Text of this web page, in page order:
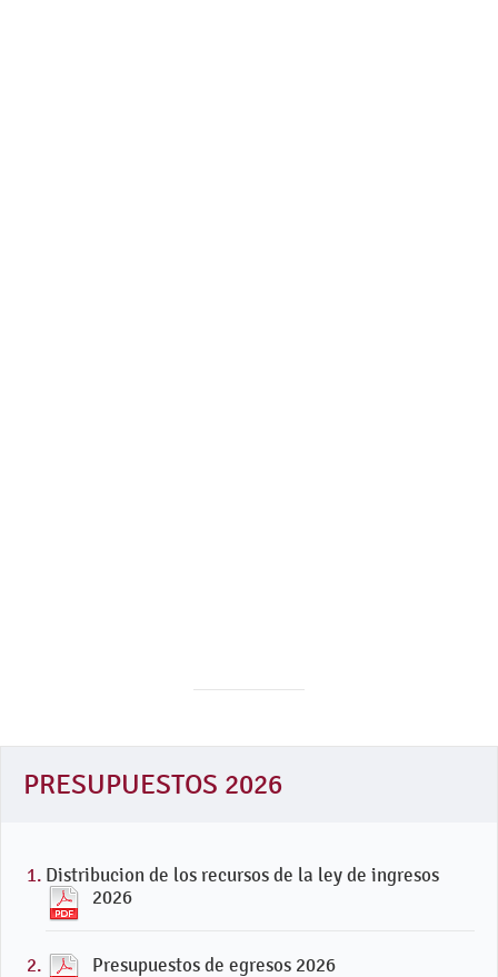
PRESUPUESTOS 2026
Distribucion de los recursos de la ley de ingresos
2026
Presupuestos de egresos 2026